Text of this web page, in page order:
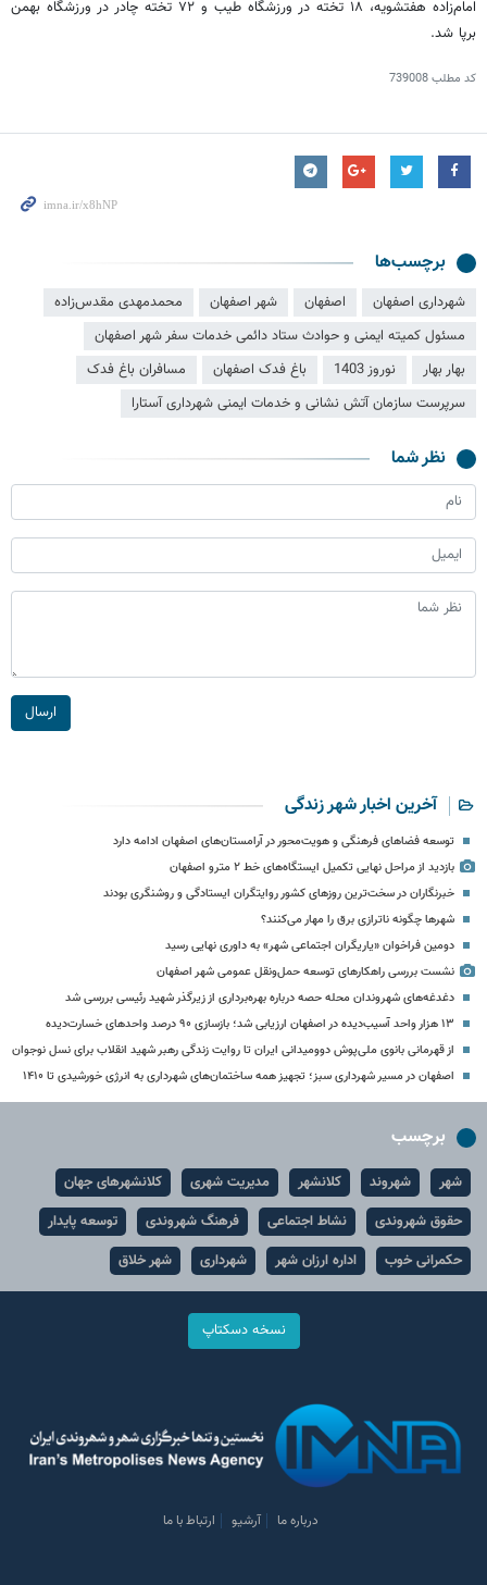
امام‌زاده هفتشویه، ۱۸ تخته در ورزشگاه
طیب
و ۷۲ تخته چادر در ورزشگاه بهمن
برپا شد.
کد مطلب739008
برچسب‌ها
شهرداری اصفهان اصفهان شهر اصفهان
محمدمهدی مقدس‌زاده
مسئول کمیته ایمنی و حوادث ستاد دائمی خدمات سفر شهر اصفهان
بهار بهار
نوروز 1403 باغ فدک اصفهان
مسافران باغ فدک
سرپرست سازمان آتش نشانی و خدمات ایمنی شهرداری آستارا
نظر شما
ارسال
آخرین اخبار شهر زندگی
توسعه فضاهای فرهنگی و هویت‌محور در آرامستان‌های اصفهان ادامه دارد
بازدید از مراحل نهایی تکمیل ایستگاه‌های خط ۲ مترو اصفهان
خبرنگاران در سخت‌ترین روزهای کشور روایتگران ایستادگی و روشنگری بودند
شهرها چگونه ناترازی برق را مهار می‌کنند؟
دومین فراخوان «یاریگران اجتماعی شهر» به داوری نهایی رسید
نشست بررسی راهکارهای توسعه حمل‌ونقل عمومی شهر اصفهان
دغدغه‌های شهروندان محله حصه درباره بهره‌برداری از زیرگذر شهید رئیسی بررسی شد
۱۳ هزار واحد آسیب‌دیده در اصفهان ارزیابی شد؛ بازسازی ۹۰ درصد واحدهای خسارت‌دیده
از قهرمانی بانوی ملی‌پوش دوومیدانی ایران تا روایت زندگی رهبر شهید انقلاب برای نسل نوجوان
اصفهان در مسیر شهرداری سبز؛ تجهیز همه ساختمان‌های شهرداری به انرژی خورشیدی تا ۱۴۱۰
برچسب
شهر شهروند کلانشهر مدیریت شهری
کلانشهرهای جهان
حقوق شهروندی
نشاط اجتماعی فرهنگ شهروندی
توسعه پایدار
حکمرانی خوب
اداره ارزان شهر شهرداری شهر خلاق
نسخه دسکتاپ
درباره ما آرشیو ارتباط با ما